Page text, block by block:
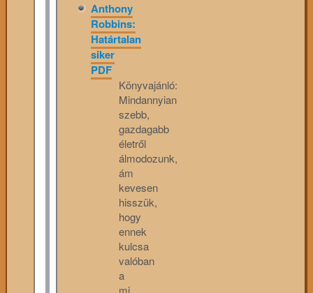
Anthony
Robbins:
Határtalan
siker
PDF
Könyvajánló:
Mindannyian
szebb,
gazdagabb
életről
álmodozunk,
ám
kevesen
hisszük,
hogy
ennek
kulcsa
valóban
a
mi